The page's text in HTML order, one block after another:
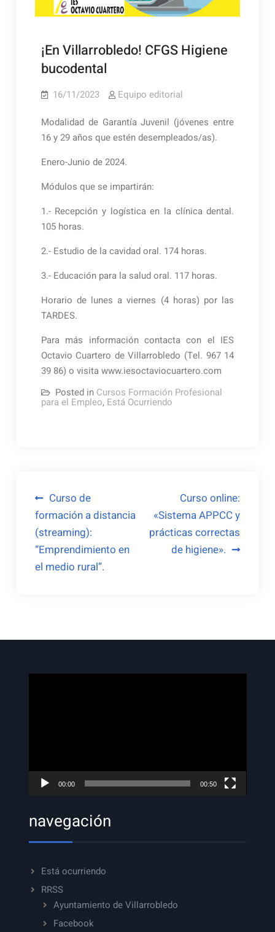
¡En Villarrobledo! CFGS Higiene
bucodental
16/11/2023 Equipo editorial
Modalidad de Garantía Juvenil (jóvenes entre
16 y 29 años que estén desempleados/as).
Enero-Junio de 2024.
Módulos que se impartirán:
1.- Recepción y logística en la clínica dental.
105 horas.
2.- Estudio de la cavidad oral. 174 horas.
3.- Educación para la salud oral. 117 horas.
Horario de lunes a viernes (4 horas) por las
TARDES.
Para más información contacta con el IES
Octavio Cuartero de Villarrobledo (Tel. 967 14
39 86) o visita www.iesoctaviocuartero.com
Posted in Cursos Formación Profesional
para el Empleo, Está Ocurriendo
Navegación
de
entradas
Curso de
formación a distancia
(streaming):
“Emprendimiento en
el medio rural”.
Curso online:
«Sistema APPCC y
prácticas correctas
de higiene».
00:00 00:50
navegación
Está ocurriendo
RRSS
Ayuntamiento de Villarrobledo
Facebook